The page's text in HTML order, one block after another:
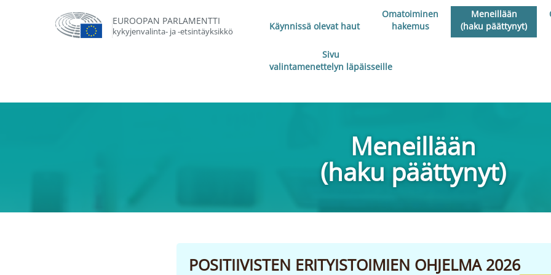
EUROOPAN PARLAMENTTI
kykyjenvalinta- ja -etsintäyksikkö Käynnissä olevat haut
Omatoiminen
hakemus
Meneillään
(haku päättynyt)
Sivu
valintamenettelyn läpäisseille
Meneillään
(haku päättynyt)
POSITIIVISTEN ERITYISTOIMIEN OHJELMA 2026